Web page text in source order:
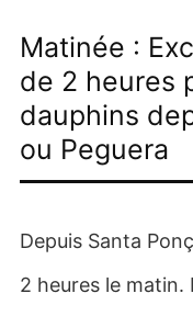
Matinée :
de 2 heures
dauphins
ou Peguera
Depuis Santa
2 heures le matin.